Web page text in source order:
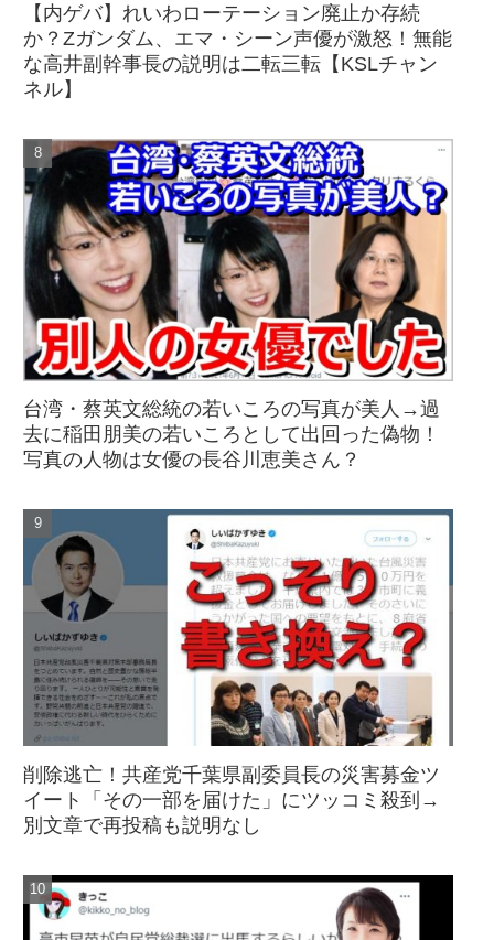
【内ゲバ】れいわローテーション廃止か存続
か？Zガンダム、エマ・シーン声優が激怒！無能
な高井副幹事長の説明は二転三転【KSLチャン
ネル】
台湾・蔡英文総統の若いころの写真が美人→過
去に稲田朋美の若いころとして出回った偽物！
写真の人物は女優の長谷川恵美さん？
削除逃亡！共産党千葉県副委員長の災害募金ツ
イート「その一部を届けた」にツッコミ殺到→
別文章で再投稿も説明なし